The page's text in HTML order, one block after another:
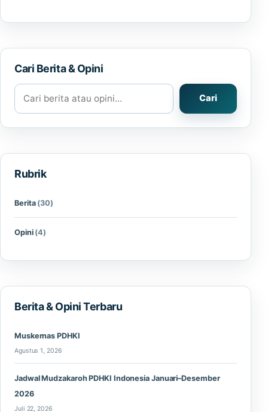
Cari Berita & Opini
Cari berita atau opini
Cari
Rubrik
Berita (30)
Opini (4)
Berita & Opini Terbaru
Muskernas PDHKI
Agustus 1, 2026
Jadwal Mudzakaroh PDHKI Indonesia Januari–Desember
2026
Juli 22, 2026